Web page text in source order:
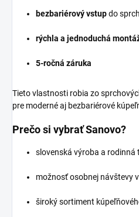
bezbariérový vstupdo
rýchla a jednoduchá
5-ročná záruka
Tieto vlastnosti robia zo
pre moderné aj bezbariérové
Prečo si vybrať Sanovo?
slovenská výroba a rodinná
možnosť osobnej návštevy
široký sortiment